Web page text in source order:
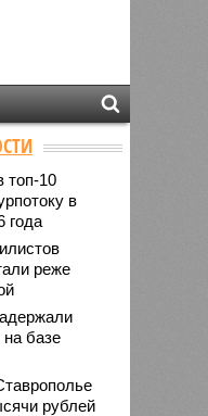
топ-10
в
года
реже
базе
рублей